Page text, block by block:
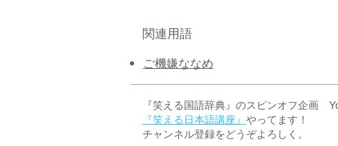
関連用語
ご機嫌ななめ
『笑える国語辞典』のスピンオフ企画
『笑える日本語講座』 やってます！
チャンネル登録をどうぞよろしく。